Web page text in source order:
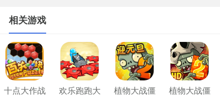
相关游戏
十点大作战
欢乐跑跑大
植物大战僵
植物大战僵